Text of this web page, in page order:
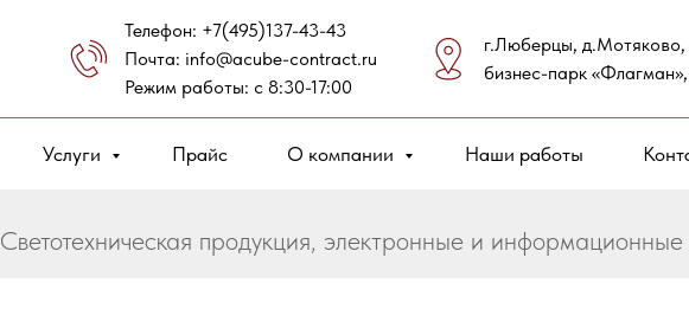
Телефон: +7(495)137-43-43
Почта: info@acube-contract.ru
Режим работы: с 8:30-17:00
г.Люберцы, д.Мотяково,
бизнес-парк
Услуги Прайс О компании Наши работы
Светотехническая продукция, электронные и информационные